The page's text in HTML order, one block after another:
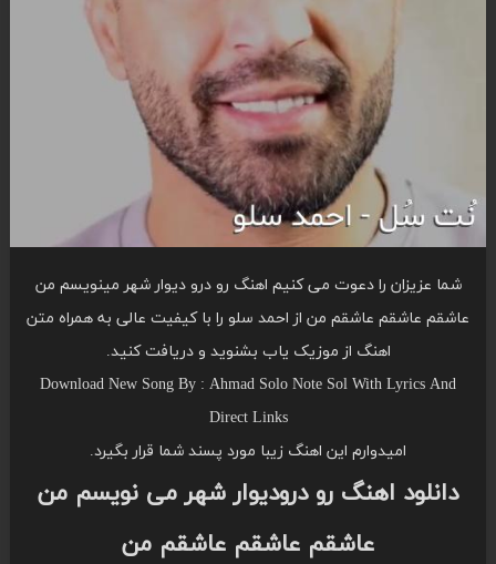
شما عزیزان را دعوت می کنیم اهنگ رو درو دیوار شهر مینویسم من
عاشقم عاشقم عاشقم من از احمد سلو را با کیفیت عالی به همراه متن
اهنگ از موزیک یاب بشنوید و دریافت کنید.
Download New Song By : Ahmad Solo Note Sol With Lyrics And
Direct Links
امیدوارم این اهنگ زیبا مورد پسند شما قرار بگیرد.
دانلود اهنگ رو درودیوار شهر می نویسم من
عاشقم عاشقم عاشقم من